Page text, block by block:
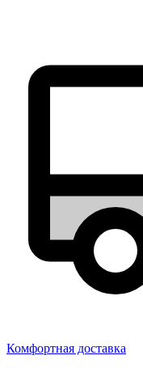
Комфортная доставка